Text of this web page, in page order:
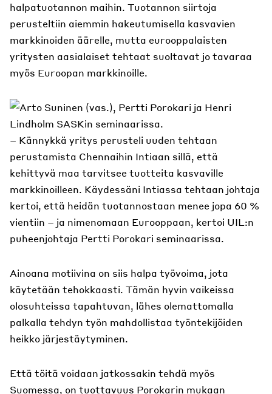
halpatuotannon maihin. Tuotannon siirtoja
perusteltiin aiemmin hakeutumisella kasvavien
markkinoiden äärelle, mutta eurooppalaisten
yritysten aasialaiset tehtaat suoltavat jo tavaraa
myös Euroopan markkinoille.
– Kännykkä yritys perusteli uuden tehtaan
perustamista Chennaihin Intiaan sillä, että
kehittyvä maa tarvitsee tuotteita kasvaville
markkinoilleen. Käydessäni Intiassa tehtaan johtaja
kertoi, että heidän tuotannostaan menee jopa 60 %
vientiin – ja nimenomaan Eurooppaan, kertoi UIL:n
puheenjohtaja Pertti Porokari seminaarissa.
Ainoana motiivina on siis halpa työvoima, jota
käytetään tehokkaasti. Tämän hyvin vaikeissa
olosuhteissa tapahtuvan, lähes olemattomalla
palkalla tehdyn työn mahdollistaa työntekijöiden
heikko järjestäytyminen.
Että töitä voidaan jatkossakin tehdä myös
Suomessa, on tuottavuus Porokarin mukaan